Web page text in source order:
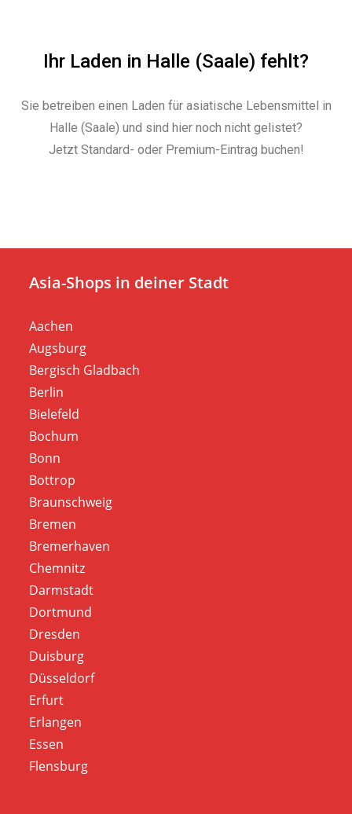
Ihr Laden in Halle (Saale) fehlt?
Sie betreiben einen Laden für asiatische Lebensmittel in
Halle (Saale) und sind hier noch nicht gelistet?
Jetzt Standard- oder Premium-Eintrag buchen!
Asia-Shops in deiner Stadt
Aachen
Augsburg
Bergisch Gladbach
Berlin
Bielefeld
Bochum
Bonn
Bottrop
Braunschweig
Bremen
Bremerhaven
Chemnitz
Darmstadt
Dortmund
Dresden
Duisburg
Düsseldorf
Erfurt
Erlangen
Essen
Flensburg